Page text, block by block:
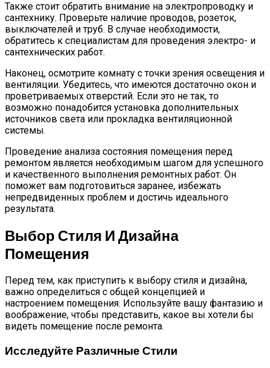
Также стоит обратить внимание на электропроводку и
сантехнику. Проверьте наличие проводов, розеток,
выключателей и труб. В случае необходимости,
обратитесь к специалистам для проведения электро- и
сантехнических работ.
Наконец, осмотрите комнату с точки зрения освещения и
вентиляции. Убедитесь, что имеются достаточно окон и
проветриваемых отверстий. Если это не так, то
возможно понадобится установка дополнительных
источников света или прокладка вентиляционной
системы.
Проведение анализа состояния помещения перед
ремонтом является необходимым шагом для успешного
и качественного выполнения ремонтных работ. Он
поможет вам подготовиться заранее, избежать
непредвиденных проблем и достичь идеального
результата.
Выбор Стиля И Дизайна
Помещения
Перед тем, как приступить к выбору стиля и дизайна,
важно определиться с общей концепцией и
настроением помещения. Используйте вашу фантазию и
воображение, чтобы представить, какое вы хотели бы
видеть помещение после ремонта.
Исследуйте Различные Стили